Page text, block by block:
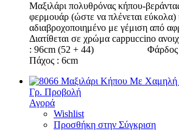
Μαξιλάρι πολυθρόνας κήπου-
φερμουάρ (ώστε να πλένεται
αδιαβροχοποιημένο με γέμιση από
Διατίθεται σε χρώμα cappuccino
: 96cm (52 + 44)
Πάχος : 6cm
Γρ. Προβολή
Αγορά
Wishlist
Προσθήκη στην Σύγκριση